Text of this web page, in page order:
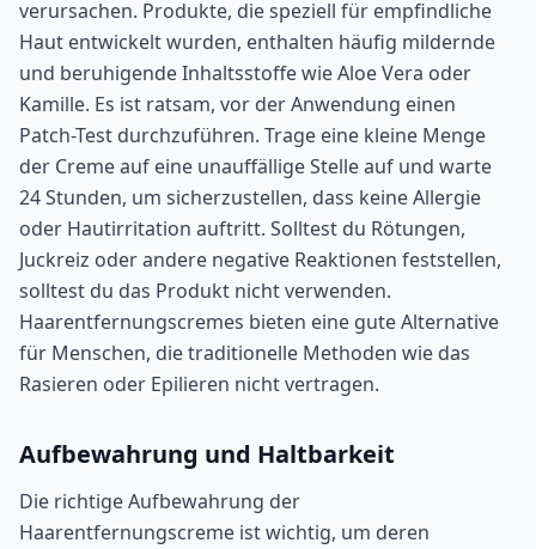
verursachen. Produkte, die speziell für empfindliche
Haut entwickelt wurden, enthalten häufig mildernde
und beruhigende Inhaltsstoffe wie Aloe Vera oder
Kamille. Es ist ratsam, vor der Anwendung einen
Patch-Test durchzuführen. Trage eine kleine Menge
der Creme auf eine unauffällige Stelle auf und warte
24 Stunden, um sicherzustellen, dass keine Allergie
oder Hautirritation auftritt. Solltest du Rötungen,
Juckreiz oder andere negative Reaktionen feststellen,
solltest du das Produkt nicht verwenden.
Haarentfernungscremes bieten eine gute Alternative
für Menschen, die traditionelle Methoden wie das
Rasieren oder Epilieren nicht vertragen.
Aufbewahrung und Haltbarkeit
Die richtige Aufbewahrung der
Haarentfernungscreme ist wichtig, um deren